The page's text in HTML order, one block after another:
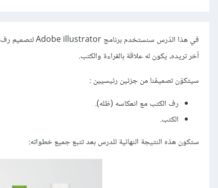
أخر تريده، يكون له علاقة بالقراءة والكتب.
سيتكوّن تصميمُنا من جزئين رئيسيين :
رف الكتب مع انعكاسه (ظله).
الكتب.
ستكون هذه النتيجة النهائية للدرس بعد تتبع جميع خطواته: